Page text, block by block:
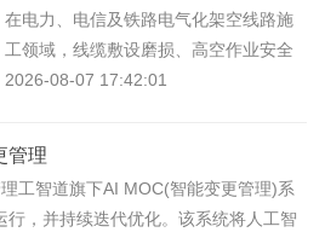
工器具解析
在电力、电信及铁路电气化架空线路施
工领域，线缆敷设磨损、高空作业安全
风险、深基坑作业环境恶劣(气体中毒
2026-08-07 17:42:01
管理
工智道旗下AI MOC(智能变更管理)系
行，并持续迭代优化。该系统将人工智